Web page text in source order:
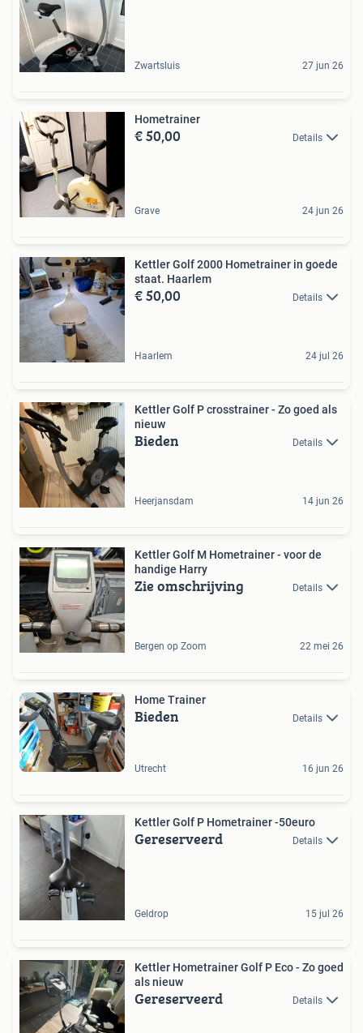
Zwartsluis 27 jun 26
Hometrainer
€ 50,00 Details
Grave 24 jun 26
Kettler Golf 2000 Hometrainer in goede
staat. Haarlem
€ 50,00 Details
Haarlem 24 jul 26
Kettler Golf P crosstrainer - Zo goed als
nieuw
Bieden Details
Heerjansdam 14 jun 26
Kettler Golf M Hometrainer - voor de
handige Harry
Zie omschrijving Details
Bergen op Zoom 22 mei 26
Home Trainer
Bieden Details
Utrecht 16 jun 26
Kettler Golf P Hometrainer -50euro
Gereserveerd Details
Geldrop 15 jul 26
Kettler Hometrainer Golf P Eco - Zo goed
als nieuw
Gereserveerd Details